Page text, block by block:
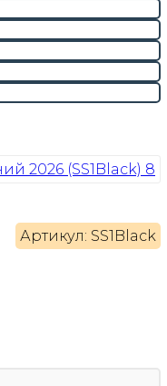
Артикул: SS1Black